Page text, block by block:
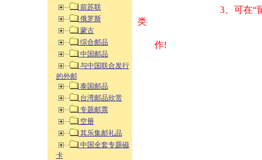
前苏联
俄罗斯
蒙古
综合邮品
中国邮品
与中国联合发行
的外邮
泰国邮品
台湾邮品欣赏
专题邮票
空册
其乐集邮礼品
中国全套专题磁
卡
3、可在“
类 方式告之
作!